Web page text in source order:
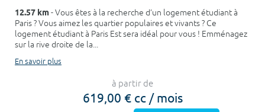
12.57 km- Vous êtes à la recherche d’un logement étudiant à
Paris ? Vous aimez les quartier populaires et vivants ? Ce
logement étudiant à Paris Est sera idéal pour vous ! Emménagez
sur la rive droite de la...
En savoir plus
à partir de
619,00 € cc / mois